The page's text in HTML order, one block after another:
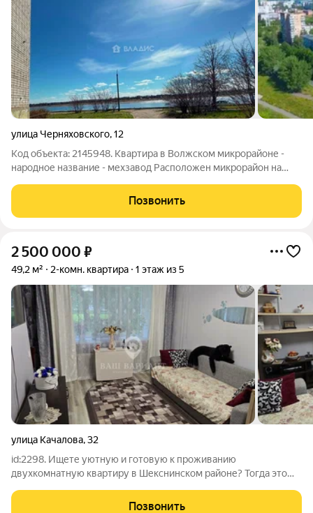
улица Черняховского,12
Код объекта: 2145948. Квартира в Волжском микрорайоне -
народное название - мехзавод Расположен микрорайон на
Дом расположен в 100 метрах от берега Волги! Дом стоит в
самом центре развитой
Позвонить
2 500 000 ₽
49,2 м² 2-комн. квартира 1 этаж из 5
улица Качалова,32
id:2298. Ищете уютную и готовую к проживанию
двухкомнатную квартиру в Шекснинском районе? Тогда это
планировка: Просторная и функциональная квартира общей
Позвонить